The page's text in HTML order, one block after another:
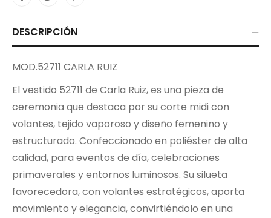
DESCRIPCIÓN
MOD.52711 CARLA RUIZ
El vestido 52711 de Carla Ruiz, es una pieza de
ceremonia que destaca por su corte midi con
volantes, tejido vaporoso y diseño femenino y
estructurado. Confeccionado en poliéster de alta
calidad, para eventos de día, celebraciones
primaverales y entornos luminosos. Su silueta
favorecedora, con volantes estratégicos, aporta
movimiento y elegancia, convirtiéndolo en una